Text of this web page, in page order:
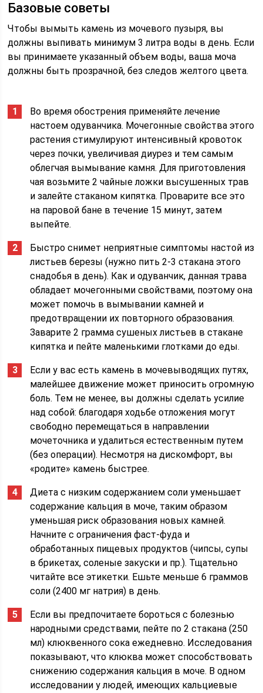
Базовые советы
Чтобы вымыть камень из мочевого пузыря, вы
должны выпивать минимум 3 литра воды в день. Если
вы принимаете указанный объем воды, ваша моча
должны быть прозрачной, без следов желтого цвета.
Во время обострения применяйте лечение
настоем одуванчика. Мочегонные свойства этого
растения стимулируют интенсивный кровоток
через почки, увеличивая диурез и тем самым
облегчая вымывание камня. Для приготовления
чая возьмите 2 чайные ложки высушенных трав
и залейте стаканом кипятка. Проварите все это
на паровой бане в течение 15 минут, затем
выпейте.
Быстро снимет неприятные симптомы настой из
листьев березы (нужно пить 2-3 стакана этого
снадобья в день). Как и одуванчик, данная трава
обладает мочегонными свойствами, поэтому она
может помочь в вымывании камней и
предотвращении их повторного образования.
Заварите 2 грамма сушеных листьев в стакане
кипятка и пейте маленькими глотками до еды.
Если у вас есть камень в мочевыводящих путях,
малейшее движение может приносить огромную
боль. Тем не менее, вы должны сделать усилие
над собой: благодаря ходьбе отложения могут
свободно перемещаться в направлении
мочеточника и удалиться естественным путем
(без операции). Несмотря на дискомфорт, вы
«родите» камень быстрее.
Диета с низким содержанием соли уменьшает
содержание кальция в моче, таким образом
уменьшая риск образования новых камней.
Начните с ограничения фаст-фуда и
обработанных пищевых продуктов (чипсы, супы
в брикетах, соленые закуски и пр.). Тщательно
читайте все этикетки. Ешьте меньше 6 граммов
соли (2400 мг натрия) в день.
Если вы предпочитаете бороться с болезнью
народными средствами, пейте по 2 стакана (250
мл) клюквенного сока ежедневно. Исследования
показывают, что клюква может способствовать
снижению содержания кальция в моче. В одном
исследовании у людей, имеющих кальциевые